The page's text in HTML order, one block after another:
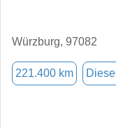
Würzburg, 97082
221.400 km Diesel